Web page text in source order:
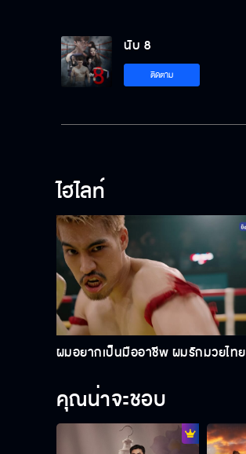
นับ 8
ติดตาม
ไฮไลท์
ผมอยากเป็นมืออาชีพ ผมรักมวยไทย
คุณน่าจะชอบ